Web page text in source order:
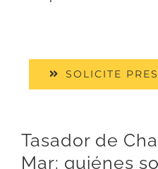
SOLICITE
Tasador de
Mar: quiénes